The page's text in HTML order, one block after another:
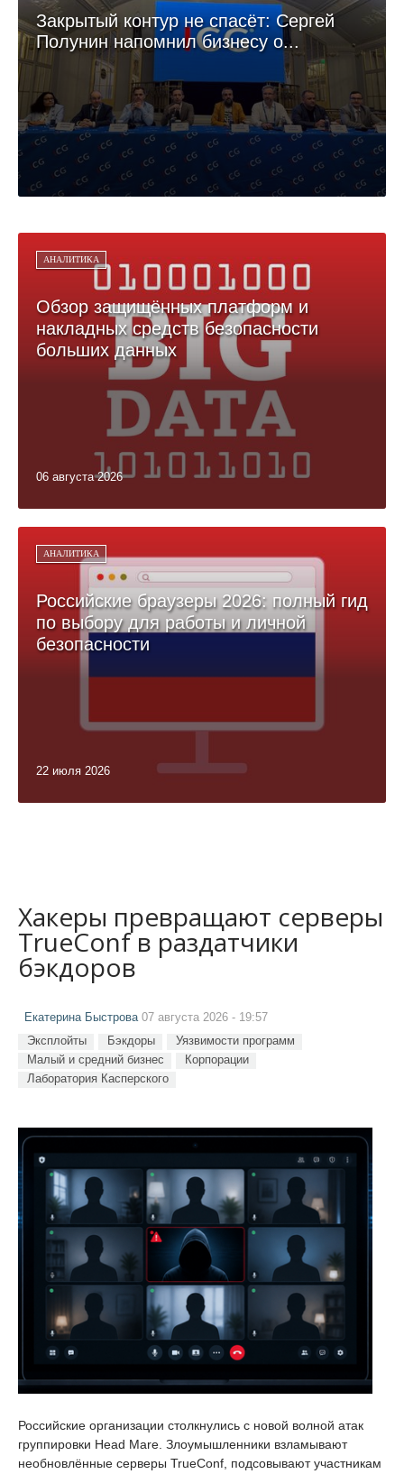
Закрытый контур не спасёт: Сергей
Полунин напомнил бизнесу о...
АНАЛИТИКА
Обзор защищённых платформ и
накладных средств безопасности
больших данных
06 августа 2026
АНАЛИТИКА
Российские браузеры 2026: полный гид
по выбору для работы и личной
безопасности
22 июля 2026
Хакеры превращают серверы
TrueConf в раздатчики
бэкдоров
Екатерина Быстрова07 августа 2026 - 19:57
Эксплойты Бэкдоры
Уязвимости программ
Малый и средний бизнес
Корпорации
Лаборатория Касперского
Российские организации столкнулись с новой волной атак
группировки Head Mare. Злоумышленники взламывают
необновлённые серверы TrueConf, подсовывают участникам